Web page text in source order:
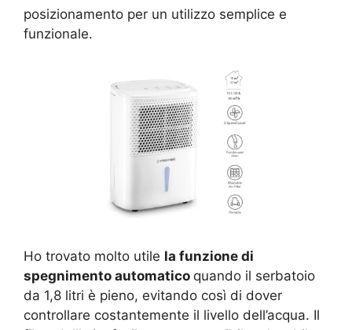
posizionamento per un utilizzo semplice e
funzionale.
Ho trovato molto utile la funzione di
spegnimento automatico quando il serbatoio
da 1,8 litri è pieno, evitando così di dover
controllare costantemente il livello dell’acqua. Il